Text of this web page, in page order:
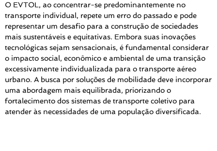
O EVTOL, ao concentrar-se predominantemente no
transporte individual, repete um erro do passado e pode
representar um desafio para a construção de sociedades
mais sustentáveis e equitativas. Embora suas inovações
tecnológicas sejam sensacionais, é fundamental considerar
o impacto social, econômico e ambiental de uma transição
excessivamente individualizada para o transporte aéreo
urbano. A busca por soluções de mobilidade deve incorporar
uma abordagem mais equilibrada, priorizando o
fortalecimento dos sistemas de transporte coletivo para
atender às necessidades de uma população diversificada.